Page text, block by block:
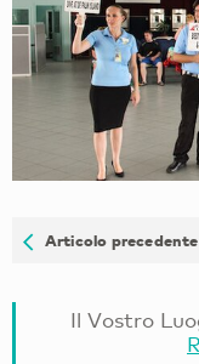
Articolo precedente
Il Vostro